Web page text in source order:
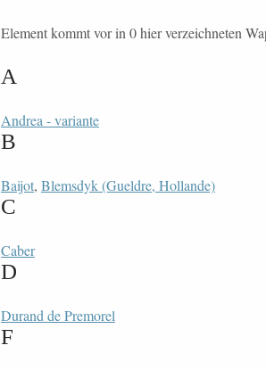
Element kommt vor in 0 hier verzeichneten
A
Andrea - variante
B
Baijot, Blemsdyk (Gueldre, Hollande)
C
Caber
D
Durand de Premorel
F